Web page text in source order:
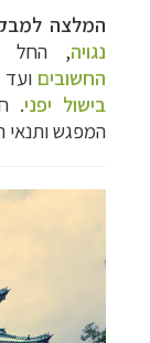
המלצה
נגויה, החל
החשובים ועד
בישול יפני.
המפגש ותנאי